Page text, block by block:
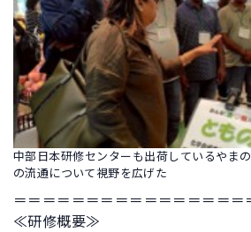
中部日本研修センターも出荷しているやま
の流通について視野を広げた
＝＝＝＝＝＝＝＝＝＝＝＝＝＝＝＝
≪研修概要≫